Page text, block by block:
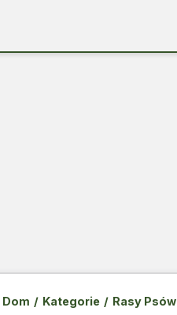
Dom / Kategorie / Rasy Psów